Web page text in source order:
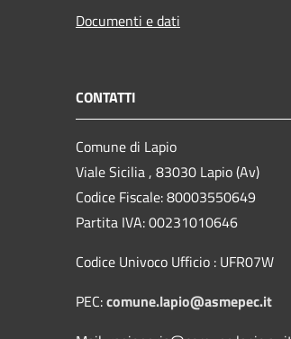
Documenti e dati
CONTATTI
Comune di Lapio
Viale Sicilia , 83030 Lapio (Av)
Codice Fiscale: 80003550649
Partita IVA: 00231010646
Codice Univoco Ufficio : UFR07W
PEC:comune.lapio@asmepec.it